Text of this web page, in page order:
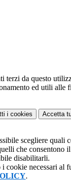
terzi da questo
ed utili alle
i cookies Accetta
scegliere quali
che consentono
disabilitarli.
cookie necessari al
.